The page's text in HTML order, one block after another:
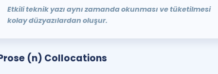
Etkili teknik yazı aynı zamanda okunması ve tüketilmesi
kolay düzyazılardan oluşur.
(n) Collocations